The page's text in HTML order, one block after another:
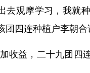
观摩学习，我就
团四连种植户李朝合
收益，二十九团四